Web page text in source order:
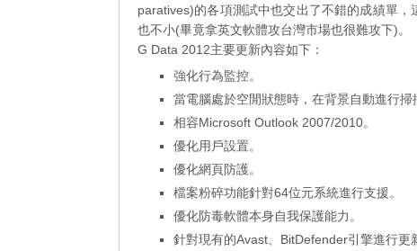
paratives)的各項測試中也交出了不錯的成績單
也不小(畢竟拿英文軟體攻台灣市場也很難攻下)。
G Data 2012主要更新內容如下：
強化行為監控。
當電腦處於空閒狀態時，在背景自動進行掃
相容Microsoft Outlook 2007/2010。
優化用戶設置。
優化網頁防護。
檔案粉碎功能針對64位元系統進行支援。
優化防毒軟體本身自我保護能力。
針對現有的Avast、BitDefender引擎進行更